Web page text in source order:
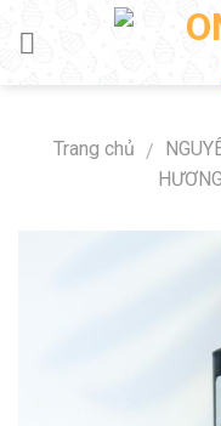
Trang chủ /